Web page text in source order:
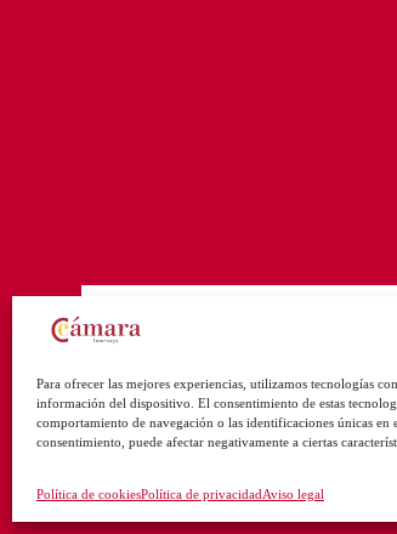
Para ofrecer las mejores experiencias, utilizamos tecnologías
información del dispositivo. El consentimiento de estas
comportamiento de navegación o las identificaciones únicas en
consentimiento, puede afectar negativamente a ciertas
Política de cookiesPolítica de privacidadAviso legal